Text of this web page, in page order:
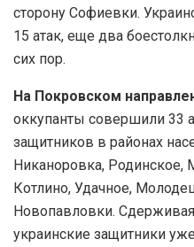
сторону Софиевки.
15 атак, еще два
сих пор.
На Покровском
оккупанты совершили 33
защитников в районах
Никаноровка, Родинское,
Котлино, Удачное,
Новопавловки.
украинские защитники